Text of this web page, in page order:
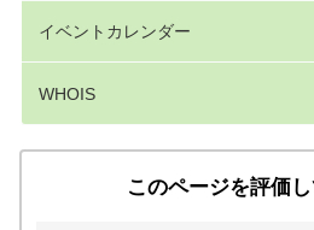
イベントカレンダー
WHOIS
このページを評価